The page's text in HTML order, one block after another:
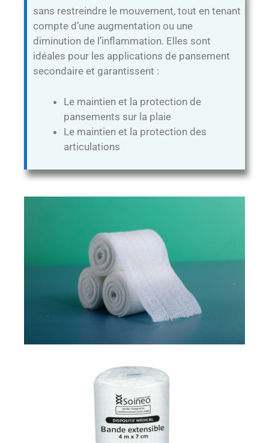
sans restreindre le mouvement, tout en tenant
compte d’une augmentation ou une
diminution de l’inflammation. Elles sont
idéales pour les applications de pansement
secondaire et garantissent :
Le maintien et la protection de
pansements sur la plaie
Le maintien et la protection des
articulations